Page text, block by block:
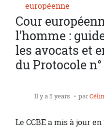
européenne
Cour
l’homme :
les avocats et
du Protocole n°
Il y a 5 years par
Le CCBE a mis à jour